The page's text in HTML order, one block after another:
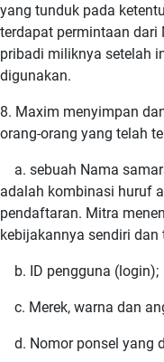
yang tunduk pada
terdapat permintaan
pribadi miliknya setelah
digunakan.
8. Maxim menyimpan
orang-orang yang telah
a. sebuah Nama
adalah kombinasi huruf
pendaftaran. Mitra
kebijakannya sendiri
b. ID pengguna (login);
c. Merek, warna dan
d. Nomor ponsel yang